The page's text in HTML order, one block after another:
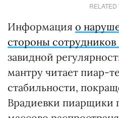
RELATED
Информация о
стороны
завидной
мантру читает пиар-
стабильности,
Врадиевки пиарщики